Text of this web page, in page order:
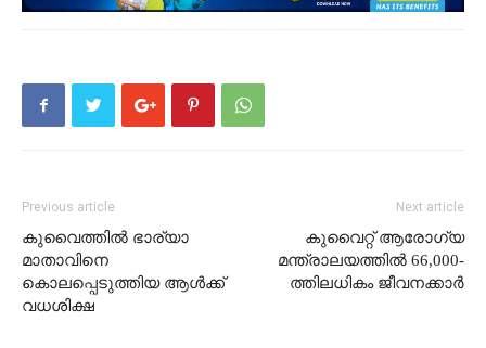
Previous article
കുവൈത്തിൽ ഭാര്യാ
മാതാവിനെ
കൊലപ്പെടുത്തിയ ആൾക്ക്
വധശിക്ഷ
Next article
കുവൈറ്റ് ആരോഗ്യ
മന്ത്രാലയത്തിൽ 66,000-
ത്തിലധികം ജീവനക്കാർ